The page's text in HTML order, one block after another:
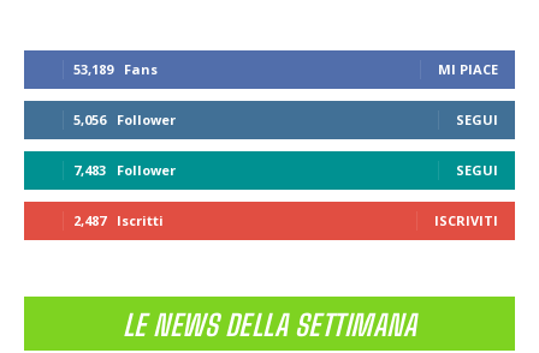
53,189 Fans MI PIACE
5,056 Follower SEGUI
7,483 Follower SEGUI
2,487 Iscritti ISCRIVITI
LE NEWS DELLA SETTIMANA